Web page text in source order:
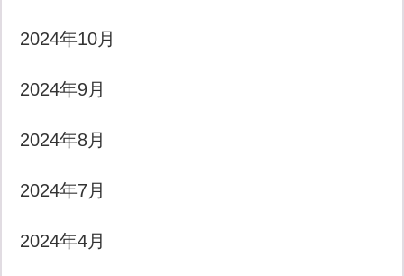
2024年10月
2024年9月
2024年8月
2024年7月
2024年4月